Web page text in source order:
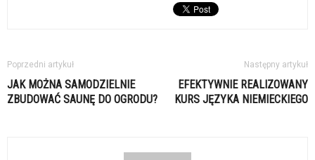
Poprzedni artykuł
JAK MOŻNA SAMODZIELNIE
ZBUDOWAĆ SAUNĘ DO OGRODU?
Następny artykuł
EFEKTYWNIE REALIZOWANY
KURS JĘZYKA NIEMIECKIEGO